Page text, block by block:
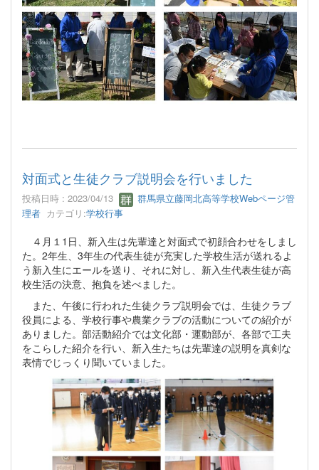
対面式と生徒クラブ説明会を行いました
投稿日時 : 2023/04/13
群馬県立藤岡北高等学校Webページ管
理者 カテゴリ:学校行事
４月１1日、新入生は先輩達と対面式で初顔合わせをしまし
た。2年生、3年生の代表生徒が充実した学校生活が送れるよ
う新入生にエールを送り、それに対し、新入生代表生徒が高
校生活の決意、抱負を述べました。
また、午後に行われた生徒クラブ説明会では、生徒クラブ
役員による、学校行事や農業クラブの活動についての紹介が
ありました。部活動紹介では文化部・運動部が、各部で工夫
をこらした紹介を行い、新入生たちは先輩達の説明を真剣な
表情でじっくり聞いていました。